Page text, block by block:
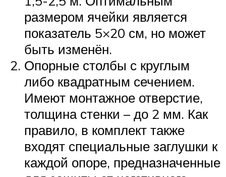
размером ячейки является
показатель 5×20 см, но может
быть изменён.
Опорные столбы с круглым
либо квадратным сечением.
Имеют монтажное отверстие,
толщина стенки – до 2 мм. Как
правило, в комплект также
входят специальные заглушки к
каждой опоре, предназначенные